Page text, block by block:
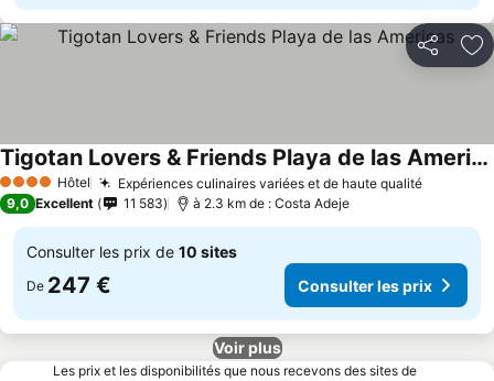
Partager
4 Étoiles Hôtel Expériences culinaires variées et de haute qualité
Tigotan Lovers & Friends Playa de las Americas
Consulter les prix
9,0 Excellent 11 583 à 2.3 km de : Costa Adeje
Consulter les prix de 10 sites
De 247 € Consulter les prix
Voir plus
Les prix et les disponibilités que nous recevons des sites de